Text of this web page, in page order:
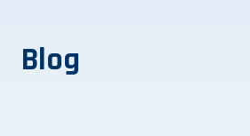
Blog